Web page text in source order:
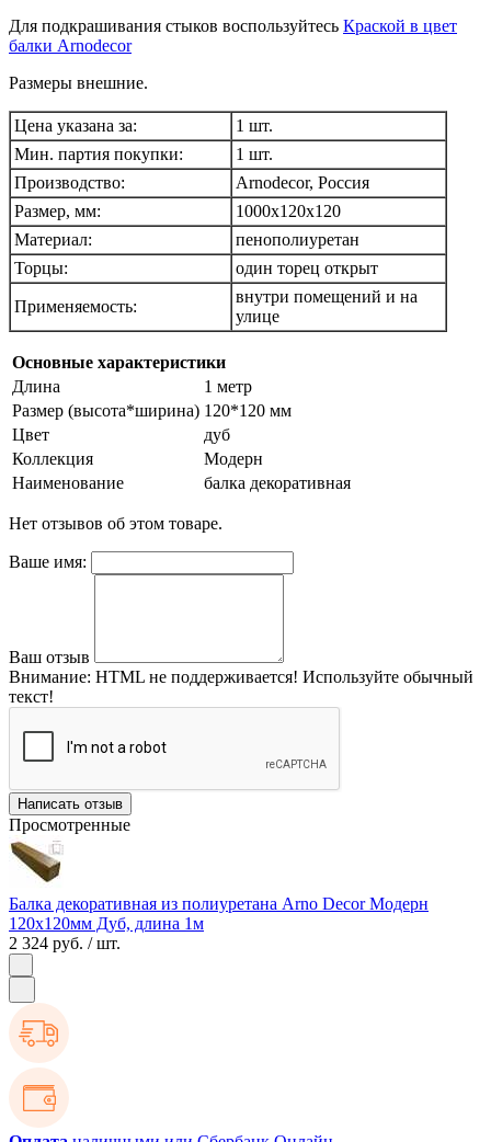
Для подкрашивания стыков воспользуйтесь Краской в цвет
балки Arnodecor
Размеры внешние.
Цена указана за:
1 шт.
Мин. партия покупки:
1 шт.
Производство:
Arnodecor, Россия
Размер, мм:
1000х120х120
Материал:
пенополиуретан
Торцы:
один торец открыт
Применяемость:
внутри помещений и на
улице
Основные характеристики
Длина
1 метр
Размер (высота*ширина) 120*120 мм
Цвет
дуб
Коллекция
Модерн
Наименование
балка декоративная
Нет отзывов об этом товаре.
Ваше имя:
Ваш отзыв
Внимание: HTML не поддерживается! Используйте обычный
текст!
Написать отзыв
Просмотренные
Балка декоративная из полиуретана Arno Decor Модерн
120х120мм Дуб, длина 1м
2 324 руб. / шт.